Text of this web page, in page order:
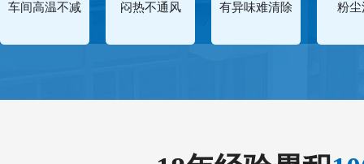
车间高温不减 闷热不通风 有异味难清除 粉尘